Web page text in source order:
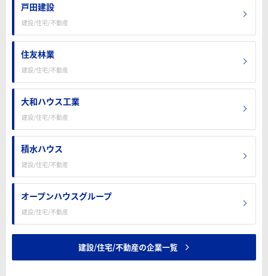
戸田建設
建設/住宅/不動産
住友林業
建設/住宅/不動産
大和ハウス工業
建設/住宅/不動産
積水ハウス
建設/住宅/不動産
オープンハウスグループ
建設/住宅/不動産
建設/住宅/不動産の企業一覧